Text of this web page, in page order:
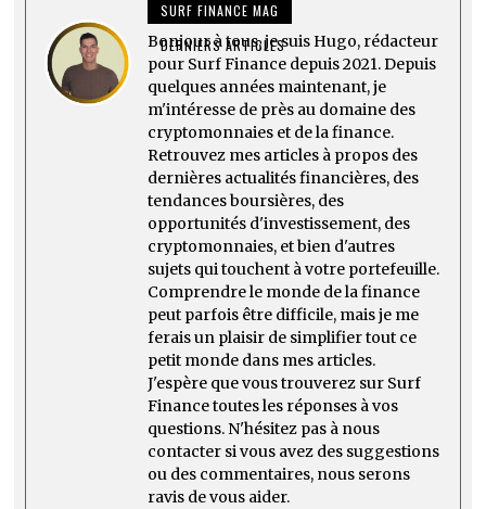
SURF FINANCE MAG
DERNIERS ARTICLES
Bonjour à tous, je suis Hugo, rédacteur
pour Surf Finance depuis 2021. Depuis
quelques années maintenant, je
m'intéresse de près au domaine des
cryptomonnaies et de la finance.
Retrouvez mes articles à propos des
dernières actualités financières, des
tendances boursières, des
opportunités d'investissement, des
cryptomonnaies, et bien d'autres
sujets qui touchent à votre portefeuille.
Comprendre le monde de la finance
peut parfois être difficile, mais je me
ferais un plaisir de simplifier tout ce
petit monde dans mes articles.
J'espère que vous trouverez sur Surf
Finance toutes les réponses à vos
questions. N'hésitez pas à nous
contacter si vous avez des suggestions
ou des commentaires, nous serons
ravis de vous aider.